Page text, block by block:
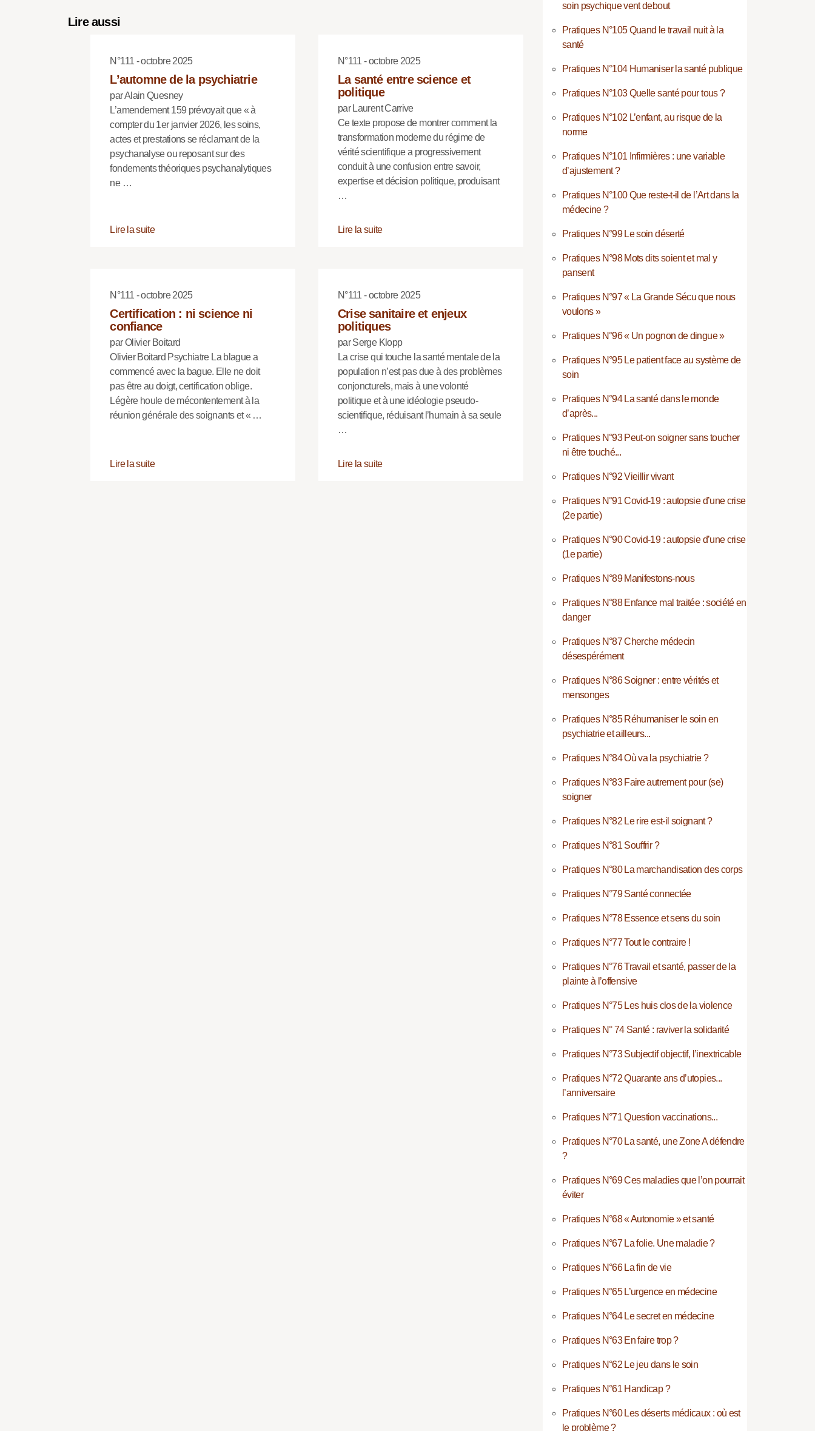
Lire aussi
N°111 - octobre 2025
L’automne de la psychiatrie
par Alain Quesney
L’amendement 159 prévoyait que « à
compter du 1er janvier 2026, les soins,
actes et prestations se réclamant de la
psychanalyse ou reposant sur des
fondements théoriques psychanalytiques
ne …
Lire la suite
N°111 - octobre 2025
La santé entre science et
politique
par Laurent Carrive
Ce texte propose de montrer comment la
transformation moderne du régime de
vérité scientifique a progressivement
conduit à une confusion entre savoir,
expertise et décision politique, produisant
…
Lire la suite
N°111 - octobre 2025
Certification : ni science ni
confiance
par Olivier Boitard
Olivier Boitard Psychiatre La blague a
commencé avec la bague. Elle ne doit
pas être au doigt, certification oblige.
Légère houle de mécontentement à la
réunion générale des soignants et « …
Lire la suite
N°111 - octobre 2025
Crise sanitaire et enjeux
politiques
par Serge Klopp
La crise qui touche la santé mentale de la
population n’est pas due à des problèmes
conjoncturels, mais à une volonté
politique et à une idéologie pseudo-
scientifique, réduisant l’humain à sa seule
…
Lire la suite
soin psychique vent debout
Pratiques N°105 Quand le travail nuit à la
santé
Pratiques N°104 Humaniser la santé publique
Pratiques N°103 Quelle santé pour tous ?
Pratiques N°102 L’enfant, au risque de la
norme
Pratiques N°101 Infirmières : une variable
d’ajustement ?
Pratiques N°100 Que reste-t-il de l’Art dans la
médecine ?
Pratiques N°99 Le soin déserté
Pratiques N°98 Mots dits soient et mal y
pansent
Pratiques N°97 « La Grande Sécu que nous
voulons »
Pratiques N°96 « Un pognon de dingue »
Pratiques N°95 Le patient face au système de
soin
Pratiques N°94 La santé dans le monde
d’après...
Pratiques N°93 Peut-on soigner sans toucher
ni être touché...
Pratiques N°92 Vieillir vivant
Pratiques N°91 Covid-19 : autopsie d’une crise
(2e partie)
Pratiques N°90 Covid-19 : autopsie d’une crise
(1e partie)
Pratiques N°89 Manifestons-nous
Pratiques N°88 Enfance mal traitée : société en
danger
Pratiques N°87 Cherche médecin
désespérément
Pratiques N°86 Soigner : entre vérités et
mensonges
Pratiques N°85 Réhumaniser le soin en
psychiatrie et ailleurs...
Pratiques N°84 Où va la psychiatrie ?
Pratiques N°83 Faire autrement pour (se)
soigner
Pratiques N°82 Le rire est-il soignant ?
Pratiques N°81 Souffrir ?
Pratiques N°80 La marchandisation des corps
Pratiques N°79 Santé connectée
Pratiques N°78 Essence et sens du soin
Pratiques N°77 Tout le contraire !
Pratiques N°76 Travail et santé, passer de la
plainte à l’offensive
Pratiques N°75 Les huis clos de la violence
Pratiques N° 74 Santé : raviver la solidarité
Pratiques N°73 Subjectif objectif, l’inextricable
Pratiques N°72 Quarante ans d’utopies...
l’anniversaire
Pratiques N°71 Question vaccinations...
Pratiques N°70 La santé, une Zone A défendre
?
Pratiques N°69 Ces maladies que l’on pourrait
éviter
Pratiques N°68 « Autonomie » et santé
Pratiques N°67 La folie. Une maladie ?
Pratiques N°66 La fin de vie
Pratiques N°65 L’urgence en médecine
Pratiques N°64 Le secret en médecine
Pratiques N°63 En faire trop ?
Pratiques N°62 Le jeu dans le soin
Pratiques N°61 Handicap ?
Pratiques N°60 Les déserts médicaux : où est
le problème ?